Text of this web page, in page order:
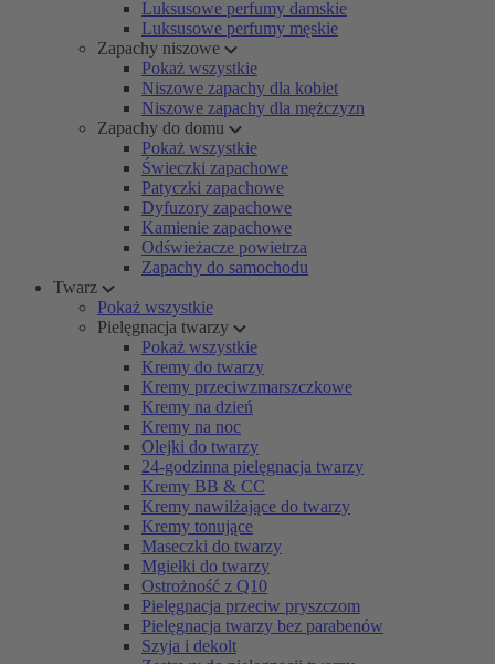
Luksusowe perfumy damskie
Luksusowe perfumy męskie
Zapachy niszowe
Pokaż wszystkie
Niszowe zapachy dla kobiet
Niszowe zapachy dla mężczyzn
Zapachy do domu
Pokaż wszystkie
Świeczki zapachowe
Patyczki zapachowe
Dyfuzory zapachowe
Kamienie zapachowe
Odświeżacze powietrza
Zapachy do samochodu
Twarz
Pokaż wszystkie
Pielęgnacja twarzy
Pokaż wszystkie
Kremy do twarzy
Kremy przeciwzmarszczkowe
Kremy na dzień
Kremy na noc
Olejki do twarzy
24-godzinna pielęgnacja twarzy
Kremy BB & CC
Kremy nawilżające do twarzy
Kremy tonujące
Maseczki do twarzy
Mgiełki do twarzy
Ostrożność z Q10
Pielęgnacja przeciw pryszczom
Pielęgnacja twarzy bez parabenów
Szyja i dekolt